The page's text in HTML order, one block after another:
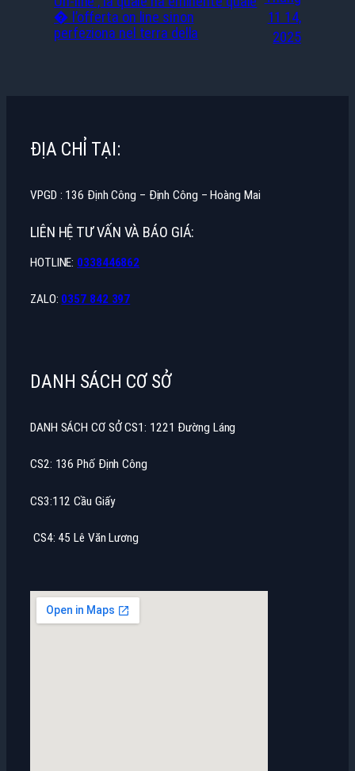
� l’offerta on line sinon
perfeziona nel terra della
11 14,
2025
ĐỊA CHỈ TẠI:
VPGD : 136 Định Công – Định Công – Hoàng Mai
LIÊN HỆ TƯ VẤN VÀ BÁO GIÁ:
HOTLINE: 0338446862
ZALO: 0357 842 397
DANH SÁCH CƠ SỞ
DANH SÁCH CƠ SỞ CS1: 1221 Đường Láng
CS2: 136 Phố Định Công
CS3:112 Cầu Giấy
CS4: 45 Lê Văn Lương